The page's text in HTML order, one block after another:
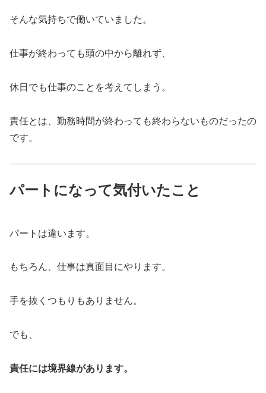
そんな気持ちで働いていました。
仕事が終わっても頭の中から離れず、
休日でも仕事のことを考えてしまう。
責任とは、勤務時間が終わっても終わらないものだったの
です。
パートになって気付いたこと
パートは違います。
もちろん、仕事は真面目にやります。
手を抜くつもりもありません。
でも、
責任には境界線があります。